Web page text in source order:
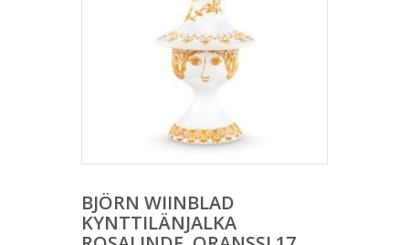
BJÖRN WIINBLAD
KYNTTILÄNJALKA